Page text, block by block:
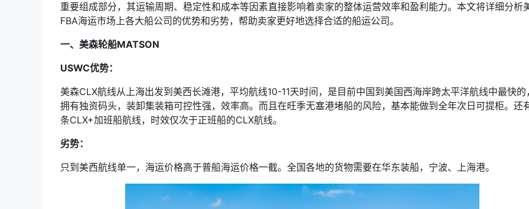
重要组成部分，其运输周期、稳定性和成本等因素直接影响着卖家的整体运营效率和盈利能力。本文将详细分析
FBA海运市场上各大船公司的优势和劣势，帮助卖家更好地选择合适的船运公司。
一、美森轮船MATSON
USWC优势：
美森CLX航线从上海出发到美西长滩港，平均航线10-11天时间，是目前中国到美国西海岸跨太平洋航线中最快的
拥有独资码头，装卸集装箱可控性强，效率高。而且在旺季无塞港堵船的风险，基本能做到全年次日可提柜。还
条CLX+加班船航线，时效仅次于正班船的CLX航线。
劣势：
只到美西航线单一，海运价格高于普船海运价格一截。全国各地的货物需要在华东装船，宁波、上海港。